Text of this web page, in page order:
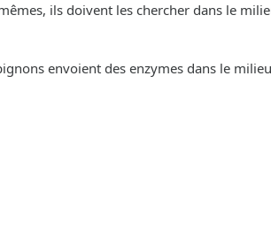
ils doivent les chercher dans le
envoient des enzymes dans le